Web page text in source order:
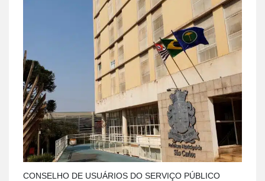
CONSELHO DE USUÁRIOS DO SERVIÇO PÚBLICO